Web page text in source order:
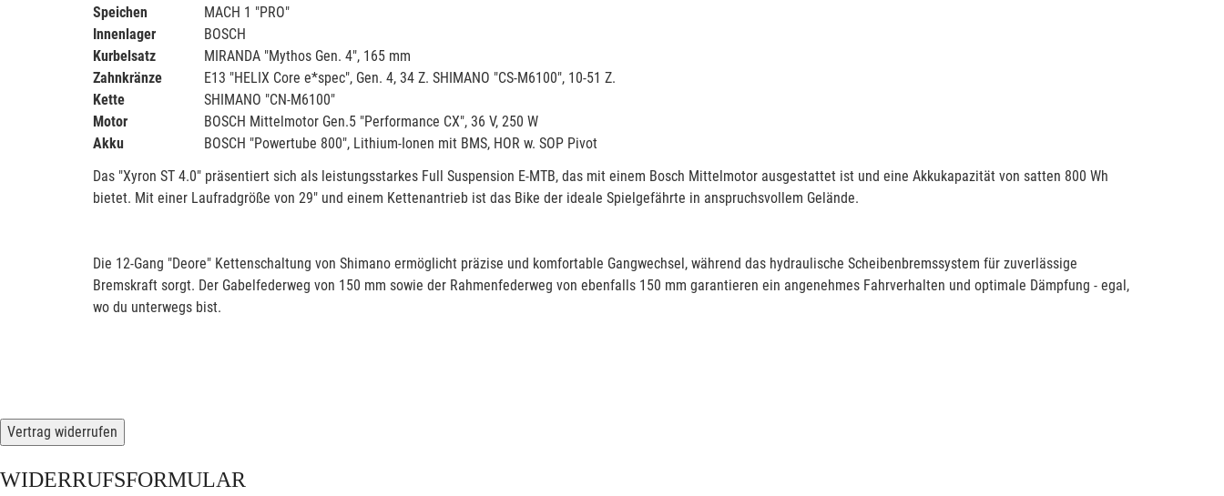
Speichen
MACH 1 "PRO"
Innenlager
BOSCH
Kurbelsatz
MIRANDA "Mythos Gen. 4", 165 mm
Zahnkränze
E13 "HELIX Core e*spec", Gen. 4, 34 Z. SHIMANO "CS-M6100", 10-51 Z.
Kette
SHIMANO "CN-M6100"
Motor
BOSCH Mittelmotor Gen.5 "Performance CX", 36 V, 250 W
Akku
BOSCH "Powertube 800", Lithium-Ionen mit BMS, HOR w. SOP Pivot
Das "Xyron ST 4.0" präsentiert sich als leistungsstarkes Full Suspension E-MTB, das mit einem Bosch Mittelmotor ausgestattet ist und eine Akkukapazität von satten 800 Wh
bietet. Mit einer Laufradgröße von 29" und einem Kettenantrieb ist das Bike der ideale Spielgefährte in anspruchsvollem Gelände.
Die 12-Gang "Deore" Kettenschaltung von Shimano ermöglicht präzise und komfortable Gangwechsel, während das hydraulische Scheibenbremssystem für zuverlässige
Bremskraft sorgt. Der Gabelfederweg von 150 mm sowie der Rahmenfederweg von ebenfalls 150 mm garantieren ein angenehmes Fahrverhalten und optimale Dämpfung - egal,
wo du unterwegs bist.
Vertrag widerrufen
WIDERRUFSFORMULAR